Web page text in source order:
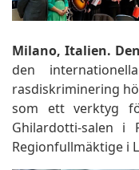
Milano, Italien.
den
rasdiskriminering
som ett verktyg
Ghilardotti-salen i
Regionfullmäktige i